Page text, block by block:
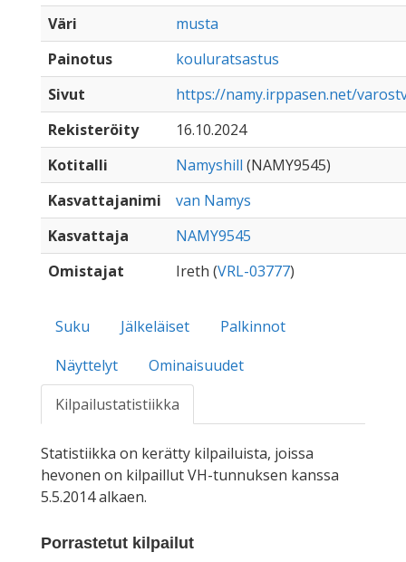
Väri
musta
Painotus
kouluratsastus
Sivut
https://namy.irppasen.net/
Rekisteröity
16.10.2024
Kotitalli
Namyshill (NAMY9545)
Kasvattajanimi
van Namys
Kasvattaja
NAMY9545
Omistajat
Ireth (VRL-03777)
Suku Jälkeläiset
Palkinnot
Näyttelyt
Ominaisuudet
Kilpailustatistiikka
Statistiikka on kerätty kilpailuista, joissa
hevonen on kilpaillut VH-tunnuksen kanssa
5.5.2014 alkaen.
Porrastetut kilpailut